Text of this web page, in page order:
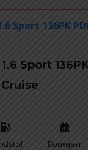
Sport
Bouwjaar